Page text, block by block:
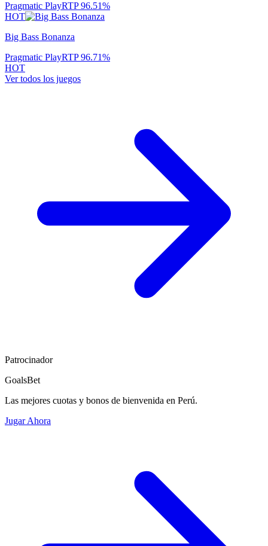
Pragmatic PlayRTP96.51%
HOT
Big Bass Bonanza
Pragmatic PlayRTP96.71%
HOT
Ver todos los juegos
Patrocinador
GoalsBet
Las mejores cuotas y bonos de bienvenida en Perú.
Jugar Ahora